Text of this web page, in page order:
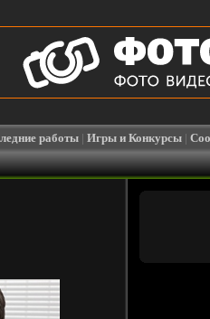
работы | Игры и Конкурсы |